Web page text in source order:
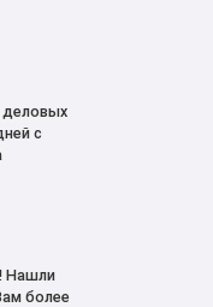
деловых
с
Нашли
более